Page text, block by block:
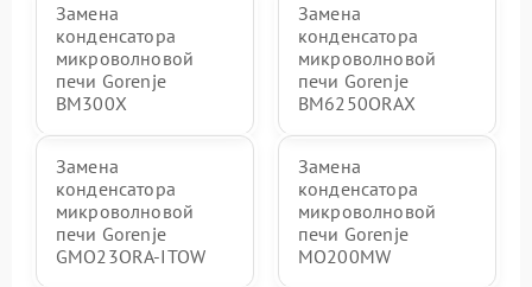
Замена
конденсатора
микроволновой
печи Gorenje
BM300X
Замена
конденсатора
микроволновой
печи Gorenje
BM6250ORAX
Замена
конденсатора
микроволновой
печи Gorenje
GMO23ORA-ITOW
Замена
конденсатора
микроволновой
печи Gorenje
MO200MW